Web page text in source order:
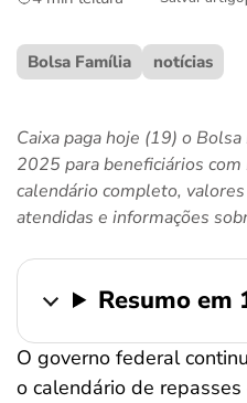
Bolsa Família notícias
Caixa paga hoje (19) o
2025 para beneficiários
calendário completo,
atendidas e informações
Resumo em
O governo federal
o calendário de repasses